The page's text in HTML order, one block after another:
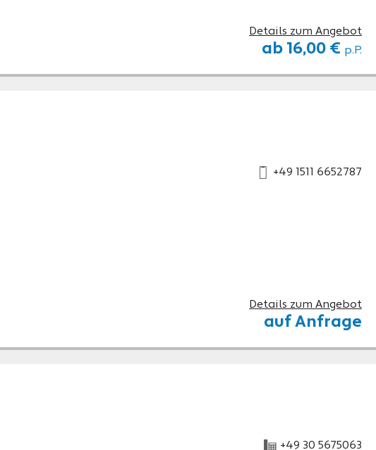
Details zum Angebot
ab 16,00 € p.P.
+49 1511 6652787
Details zum Angebot
auf Anfrage
+49 30 5675063